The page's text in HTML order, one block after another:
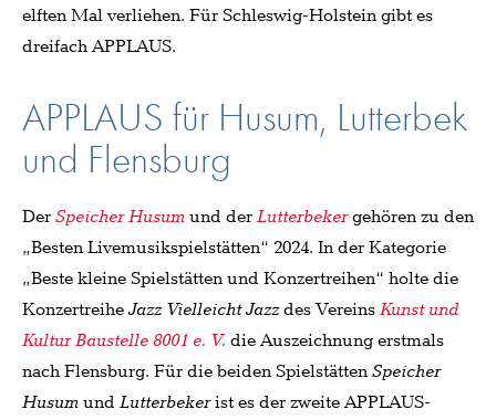
elften Mal verliehen. Für Schleswig-Holstein gibt es
dreifach APPLAUS.
APPLAUS für Husum, Lutterbek
und Flensburg
DerSpeicher Husumund derLutterbekergehören zu den
„Besten Livemusikspielstätten“ 2024. In der Kategorie
„Beste kleine Spielstätten und Konzertreihen“ holte die
KonzertreiheJazz Vielleicht Jazzdes VereinsKunst und
Kultur Baustelle 8001 e. V. die Auszeichnung erstmals
nach Flensburg. Für die beiden SpielstättenSpeicher
Husumund Lutterbekerist es der zweite APPLAUS-